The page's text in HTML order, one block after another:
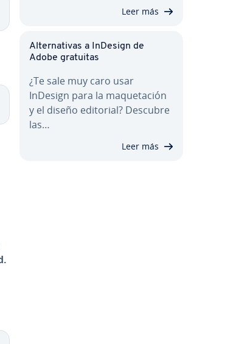
Leer más
Al­te­r­na­ti­vas a InDesign de
Adobe gratuitas
¿Te sale muy caro usar
InDesign para la ma­que­ta­ción
y el diseño editorial? Descubre
las…
Leer más